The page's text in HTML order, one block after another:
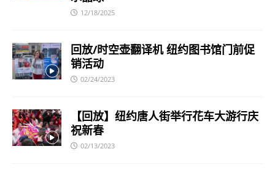
12/18/2025
回放/时空壶翻译机 纽约图书馆门前促
销活动
02/24/2023
【回放】纽约唐人街举行花车大游行庆
祝新春
02/13/2023